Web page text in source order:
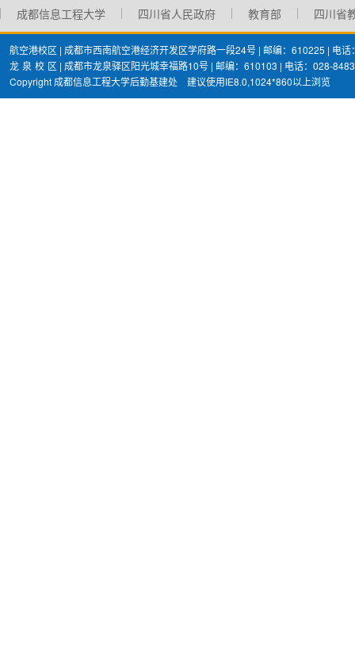
成都信息工程大学 四川省人民政府 教育部 四川省
航空港校区 | 成都市西南航空港经济开发区学府路一段24号 | 邮编：610225 | 电
龙 泉 校 区 | 成都市龙泉驿区阳光城幸福路10号 | 邮编：610103 | 电话：028-
Copyright 成都信息工程大学后勤基建处 建议使用IE8.0,1024*860以上浏览